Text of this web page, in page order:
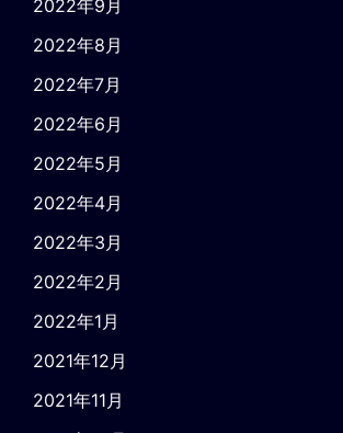
2022年9月
2022年8月
2022年7月
2022年6月
2022年5月
2022年4月
2022年3月
2022年2月
2022年1月
2021年12月
2021年11月